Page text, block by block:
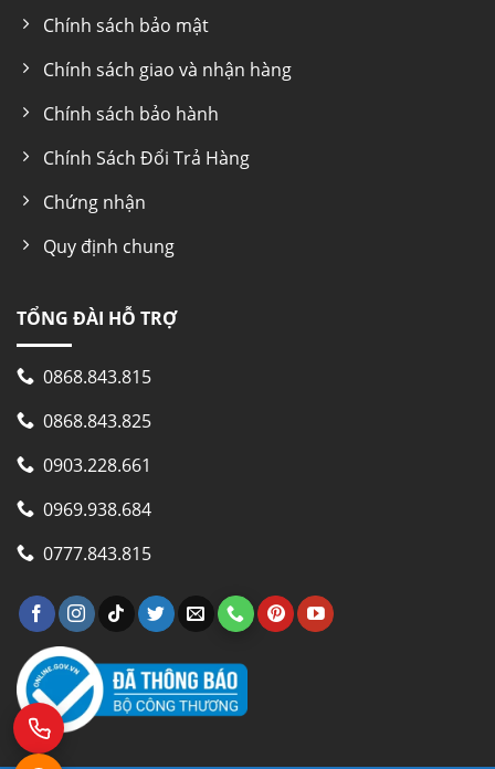
Chính sách bảo mật
Chính sách giao và nhận hàng
Chính sách bảo hành
Chính Sách Đổi Trả Hàng
Chứng nhận
Quy định chung
TỔNG ĐÀI HỖ TRỢ
0868.843.815
0868.843.825
0903.228.661
0969.938.684
0777.843.815